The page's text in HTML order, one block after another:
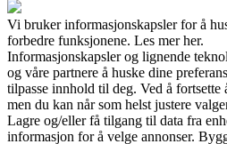
Vi bruker informasjonskapsler for å
forbedre funksjonene. Les mer her.
Informasjonskapsler og lignende
og våre partnere å huske dine
tilpasse innhold til deg. Ved å fortsette
men du kan når som helst justere
Lagre og/eller få tilgang til data fra
informasjon for å velge annonser.